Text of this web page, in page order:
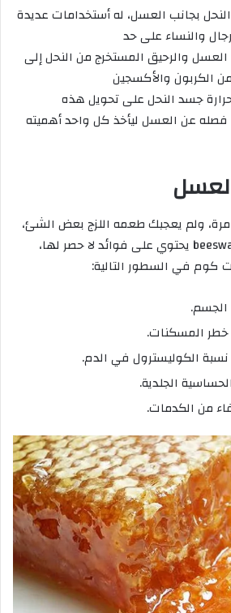
بجانب العسل، له أستخدامات عديدة
والنساء على حد
والرحيق المستخرج من النحل إلى
الكربون والأكسجين
جسد النحل على تحويل هذه
عن العسل ليأخذ كل واحد أهميته
ولم يعجبك طعمه اللزج بعض الشئ،
ولكن دعني أخبرك أن beeswax يحتوي على فوائد لا حصر لها،
في السطور التالية:
المسكنات.
الكوليسترول في الدم.
الجلدية.
من الكدمات.